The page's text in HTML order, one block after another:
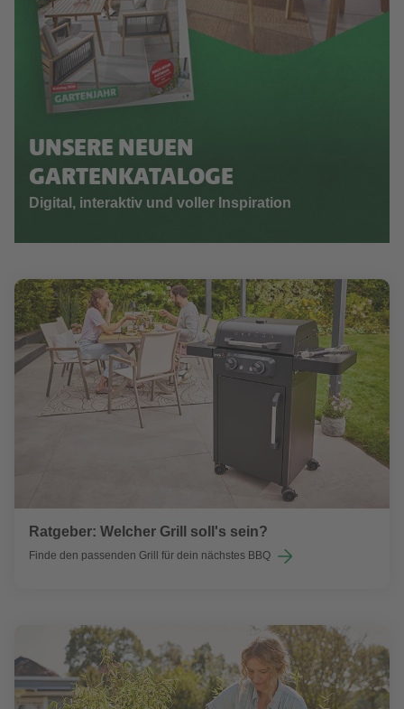
UNSERE NEUEN
GARTENKATALOGE
Digital, interaktiv und voller Inspiration
Ratgeber: Welcher Grill soll's sein?
Finde den passenden Grill für dein nächstes BBQ